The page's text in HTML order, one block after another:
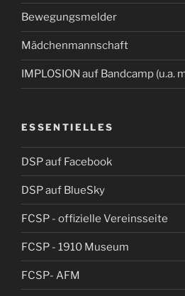
Bewegungsmelder
Mädchenmannschaft
IMPLOSION auf Bandcamp (u.a.
ESSENTIELLES
DSP auf Facebook
DSP auf BlueSky
FCSP - offizielle Vereinsseite
FCSP - 1910 Museum
FCSP- AFM